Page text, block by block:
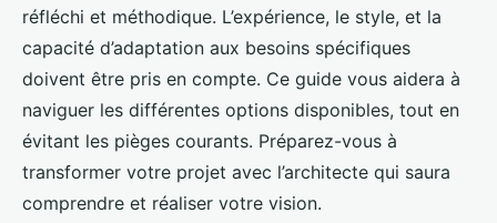
réfléchi et méthodique. L’expérience, le style, et la
capacité d’adaptation aux besoins spécifiques
doivent être pris en compte. Ce guide vous aidera à
naviguer les différentes options disponibles, tout en
évitant les pièges courants. Préparez-vous à
transformer votre projet avec l’architecte qui saura
comprendre et réaliser votre vision.